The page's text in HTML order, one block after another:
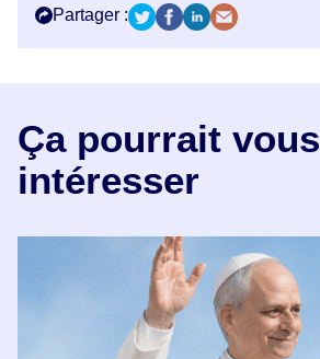
Partager :
Ça pourrait vous
intéresser